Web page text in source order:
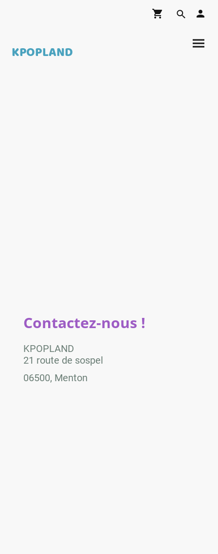
KPOPLAND
Contactez-nous !
KPOPLAND
21 route de sospel
06500, Menton